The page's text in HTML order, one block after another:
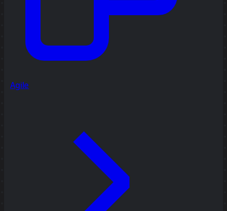
Agile